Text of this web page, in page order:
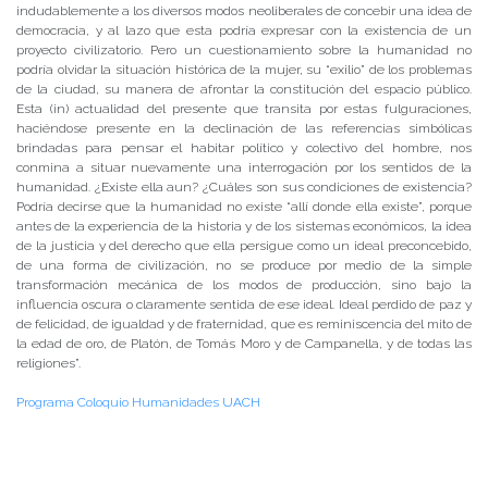
indudablemente a los diversos modos neoliberales de concebir una idea de
democracia, y al lazo que esta podría expresar con la existencia de un
proyecto civilizatorio. Pero un cuestionamiento sobre la humanidad no
podría olvidar la situación histórica de la mujer, su “exilio” de los problemas
de la ciudad, su manera de afrontar la constitución del espacio público.
Esta (in) actualidad del presente que transita por estas fulguraciones,
haciéndose presente en la declinación de las referencias simbólicas
brindadas para pensar el habitar político y colectivo del hombre, nos
conmina a situar nuevamente una interrogación por los sentidos de la
humanidad. ¿Existe ella aun? ¿Cuáles son sus condiciones de existencia?
Podría decirse que la humanidad no existe “allí donde ella existe”, porque
antes de la experiencia de la historia y de los sistemas económicos, la idea
de la justicia y del derecho que ella persigue como un ideal preconcebido,
de una forma de civilización, no se produce por medio de la simple
transformación mecánica de los modos de producción, sino bajo la
influencia oscura o claramente sentida de ese ideal. Ideal perdido de paz y
de felicidad, de igualdad y de fraternidad, que es reminiscencia del mito de
la edad de oro, de Platón, de Tomás Moro y de Campanella, y de todas las
religiones”.
Programa Coloquio Humanidades UACH